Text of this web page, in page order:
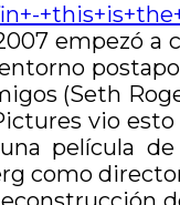
empezó
(Seth
vio
película
como